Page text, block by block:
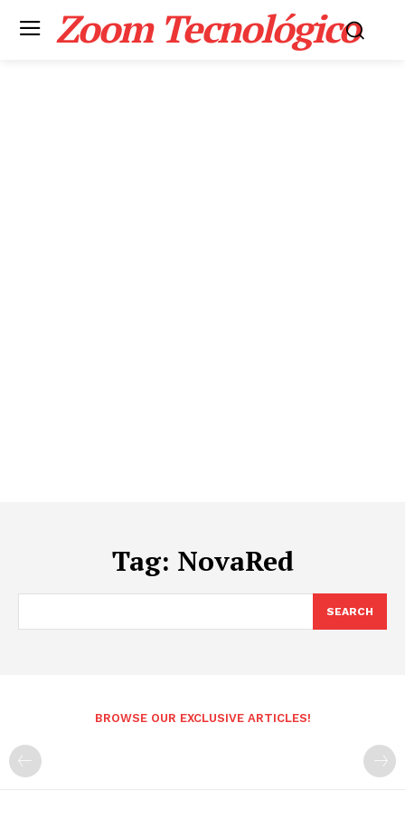
Zoom Tecnológico
Tag: NovaRed
SEARCH
BROWSE OUR EXCLUSIVE ARTICLES!